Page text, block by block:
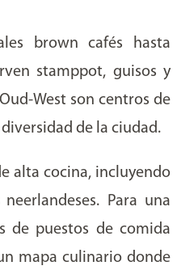
brown cafés hasta
stamppot, guisos y
West son centros de
de la ciudad.
alta cocina, incluyendo
Para una
de puestos de comida
mapa culinario donde